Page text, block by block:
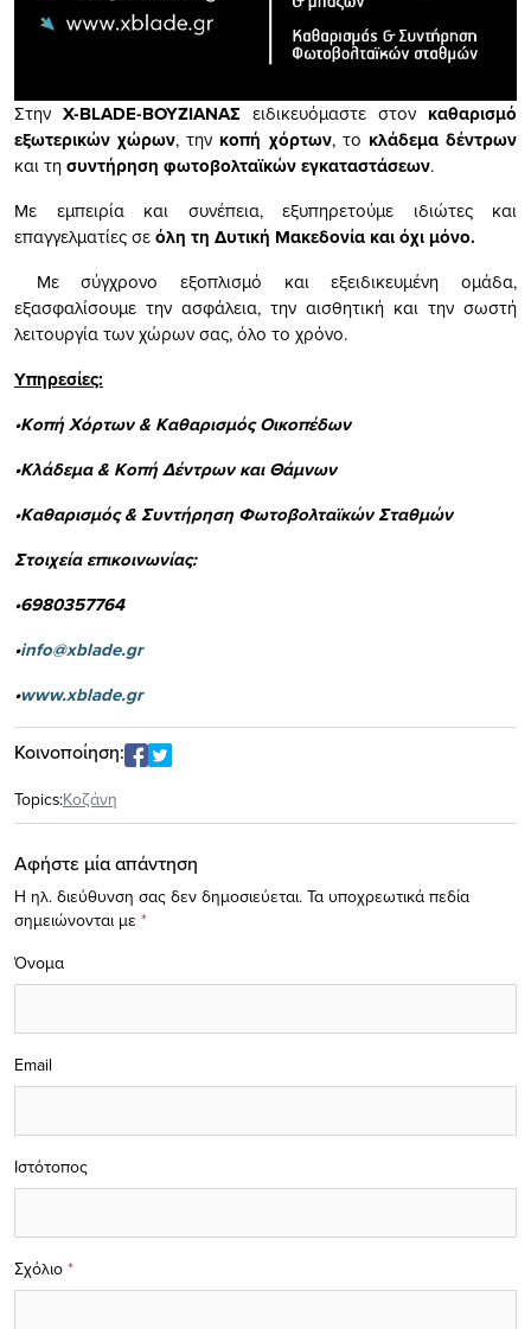
Στην X-BLADE-ΒΟΥΖΙΑΝΑΣ ειδικευόμαστε στον καθαρισμό
εξωτερικών χώρων, την κοπή χόρτων, το κλάδεμα δέντρων
και τησυντήρηση φωτοβολταϊκών εγκαταστάσεων.
Με εμπειρία και συνέπεια, εξυπηρετούμε ιδιώτες και
επαγγελματίες σεόλη τη Δυτική Μακεδονία και όχι μόνο.
Με σύγχρονο εξοπλισμό και εξειδικευμένη ομάδα,
εξασφαλίσουμε την ασφάλεια, την αισθητική και την σωστή
λειτουργία των χώρων σας, όλο το χρόνο.
Υπηρεσίες:
•Κοπή Χόρτων & Καθαρισμός Οικοπέδων
•Κλάδεμα & Κοπή Δέντρων και Θάμνων
•Καθαρισμός & Συντήρηση Φωτοβολταϊκών Σταθμών
Στοιχεία επικοινωνίας:
•6980357764
•info@xblade.gr
•www.xblade.gr
Κοινοποίηση:
Topics:Κοζάνη
Αφήστε μία απάντηση
Η ηλ. διεύθυνση σας δεν δημοσιεύεται. Τα υποχρεωτικά πεδία
σημειώνονται με *
Σχόλιο *
Όνομα
Email
Ιστότοπος